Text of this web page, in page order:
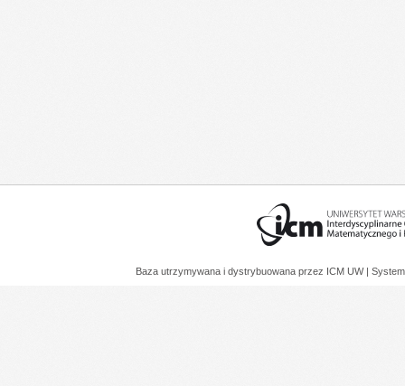
Baza utrzymywana i dystrybuowana przez ICM UW |